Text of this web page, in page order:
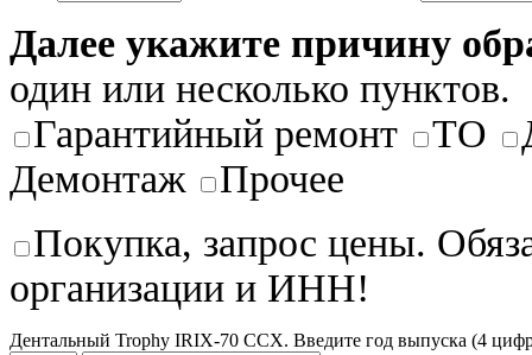
Далее укажите причину
один или несколько пунктов.
Гарантийный ремонт
ТО
Демонтаж
Прочее
Покупка, запрос цены.
организации и ИНН!
Дентальный Trophy IRIX-70 CCX. Введите год выпуска (4